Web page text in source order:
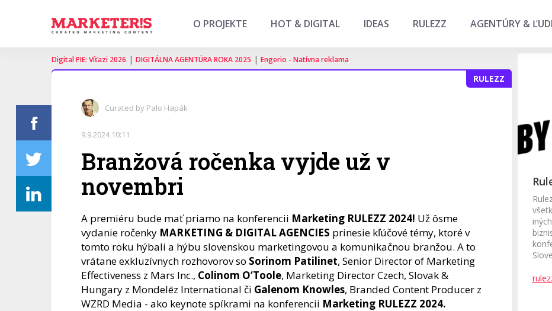
O PROJEKTE HOT & DIGITAL IDEAS RULEZZ AGENTÚRY &
Digital PIE: Víťazi 2026 | DIGITÁLNA AGENTÚRA ROKA 2025 | Engerio - Natívna reklama
RULEZZ
Curated by Palo Hapák
9.9.2024 10:11
Branžová ročenka vyjde už v
novembri
A premiéru bude mať priamo na konferencii Marketing RULEZZ 2024! Už ôsme
vydanie ročenky MARKETING & DIGITAL AGENCIES prinesie kľúčové témy, ktoré v
tomto roku hýbali a hýbu slovenskou marketingovou a komunikačnou branžou. A to
vrátane exkluzívnych rozhovorov so Sorinom Patilinet, Senior Director of Marketing
Effectiveness z Mars Inc., Colinom O‘Toole, Marketing Director Czech, Slovak &
Hungary z Mondelēz International či Galenom Knowles, Branded Content Producer z
WZRD Media - ako keynote spíkrami na konferencii Marketing RULEZZ 2024.